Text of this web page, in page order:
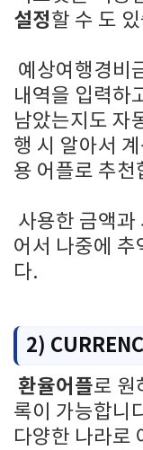
설정할 수 도
예상여행경비
내역을 입력하
남았는지도 자
행 시 알아서
용 어플로 추천
사용한 금액과
어서 나중에 추
다.
2)
환율어플로 원
록이 가능합니
다양한 나라로